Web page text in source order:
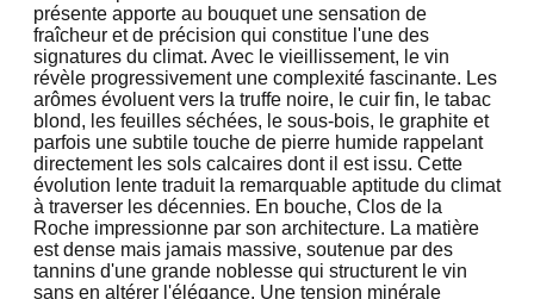
présente apporte au bouquet une sensation de
fraîcheur et de précision qui constitue l'une des
signatures du climat. Avec le vieillissement, le vin
révèle progressivement une complexité fascinante. Les
arômes évoluent vers la truffe noire, le cuir fin, le tabac
blond, les feuilles séchées, le sous-bois, le graphite et
parfois une subtile touche de pierre humide rappelant
directement les sols calcaires dont il est issu. Cette
évolution lente traduit la remarquable aptitude du climat
à traverser les décennies. En bouche, Clos de la
Roche impressionne par son architecture. La matière
est dense mais jamais massive, soutenue par des
tannins d'une grande noblesse qui structurent le vin
sans en altérer l'élégance. Une tension minérale